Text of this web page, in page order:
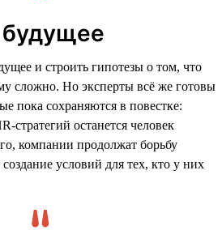
будущее
и строить гипотезы о том, что
сложно. Но эксперты всё же готовы
пока сохраняются в повестке:
стратегий останется человек
компании продолжат борьбу
условий для тех, кто у них